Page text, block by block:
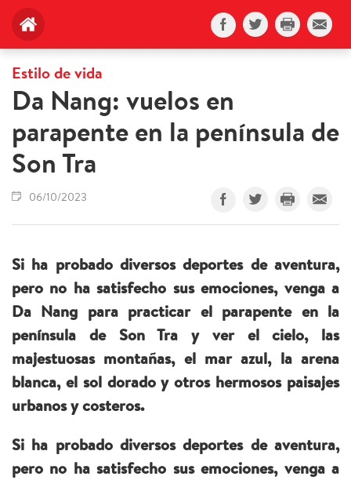
Estilo de vida
Da Nang: vuelos en
parapente en la península de
Son Tra
06/10/2023
Si ha probado diversos deportes de aventura,
pero no ha satisfecho sus emociones, venga a
Da Nang para practicar el parapente en la
península de Son Tra y ver el cielo, las
majestuosas montañas, el mar azul, la arena
blanca, el sol dorado y otros hermosos paisajes
urbanos y costeros.
Si ha probado diversos deportes de aventura,
pero no ha satisfecho sus emociones, venga a